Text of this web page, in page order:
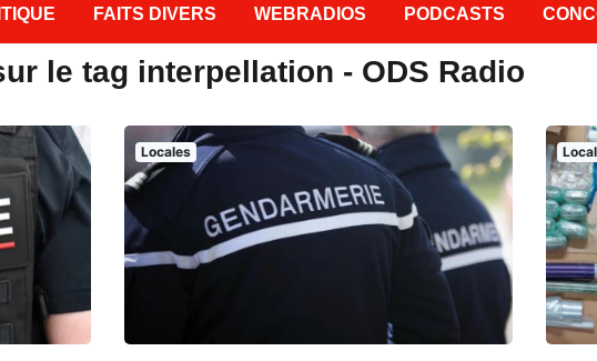
FAITS DIVERS WEBRADIOS PODCASTS
le tag interpellation - ODS Radio
Locales